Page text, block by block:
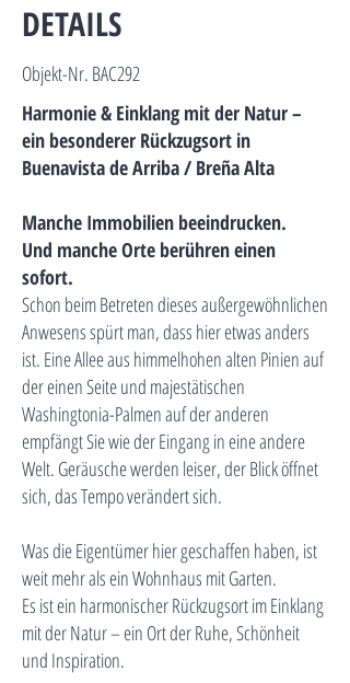
DETAILS
Objekt-Nr. BAC292
Harmonie & Einklang mit der Natur –
ein besonderer Rückzugsort in
Buenavista de Arriba / Breña Alta
Manche Immobilien beeindrucken.
Und manche Orte berühren einen
sofort.
Schon beim Betreten dieses außergewöhnlichen
Anwesens spürt man, dass hier etwas anders
ist. Eine Allee aus himmelhohen alten Pinien auf
der einen Seite und majestätischen
Washingtonia-Palmen auf der anderen
empfängt Sie wie der Eingang in eine andere
Welt. Geräusche werden leiser, der Blick öffnet
sich, das Tempo verändert sich.
Was die Eigentümer hier geschaffen haben, ist
weit mehr als ein Wohnhaus mit Garten.
Es ist ein harmonischer Rückzugsort im Einklang
mit der Natur – ein Ort der Ruhe, Schönheit
und Inspiration.